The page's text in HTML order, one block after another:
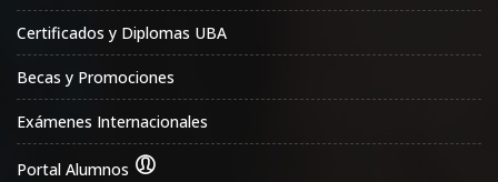
Certificados y Diplomas UBA
Becas y Promociones
Exámenes Internacionales
Portal Alumnos